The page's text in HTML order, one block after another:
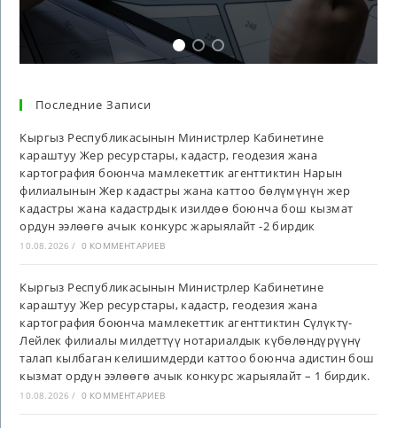
Последние Записи
Кыргыз Республикасынын Министрлер Кабинетине
караштуу Жер ресурстары, кадастр, геодезия жана
картография боюнча мамлекеттик агенттиктин Нарын
филиалынын Жер кадастры жана каттоо бөлүмүнүн жер
кадастры жана кадастрдык изилдөө боюнча бош кызмат
ордун ээлөөгө ачык конкурс жарыялайт -2 бирдик
10.08.2026 / 0 КОММЕНТАРИЕВ
Кыргыз Республикасынын Министрлер Кабинетине
караштуу Жер ресурстары, кадастр, геодезия жана
картография боюнча мамлекеттик агенттиктин Сүлүктү-
Лейлек филиалы милдеттүү нотариалдык күбөлөндүрүүнү
талап кылбаган келишимдерди каттоо боюнча адистин бош
кызмат ордун ээлөөгө ачык конкурс жарыялайт – 1 бирдик.
10.08.2026 / 0 КОММЕНТАРИЕВ